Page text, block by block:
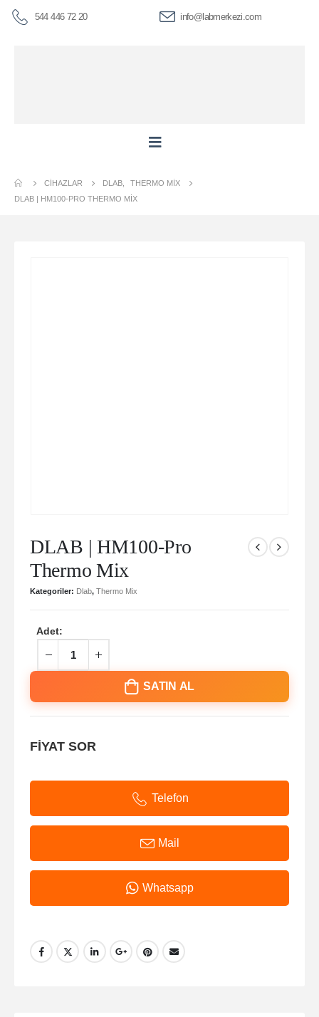
544 446 72 20 info@labmerkezi.com
CIHAZLAR DLAB
THERMO MIX
DLAB | HM100-PRO THERMO MIX
DLAB | HM100-Pro
Thermo Mix
Kategoriler: Dlab, Thermo Mix
Adet:
SATIN AL
FİYAT SOR
Telefon
Mail
Whatsapp